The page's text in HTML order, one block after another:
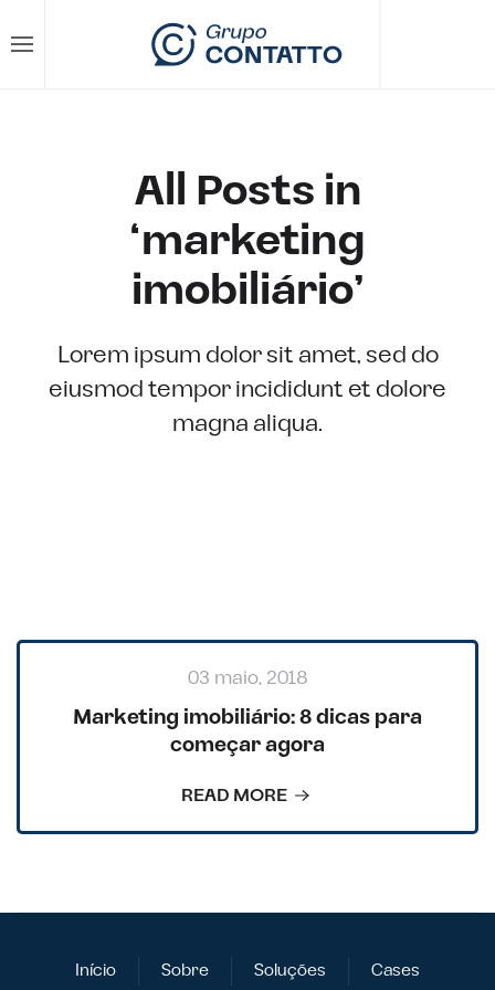
Skip to main content
All Posts in
‘marketing
imobiliário’
Lorem ipsum dolor sit amet, sed do
eiusmod tempor incididunt et dolore
magna aliqua.
03 maio, 2018
Marketing imobiliário: 8 dicas para
começar agora
READ MORE
Início Sobre Soluções Cases